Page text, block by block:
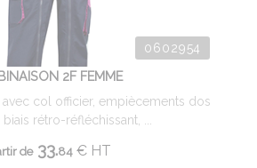
0602954
2F FEMME
col officier, empiècements dos
rétro-réfléchissant, ...
de33.84 € HT